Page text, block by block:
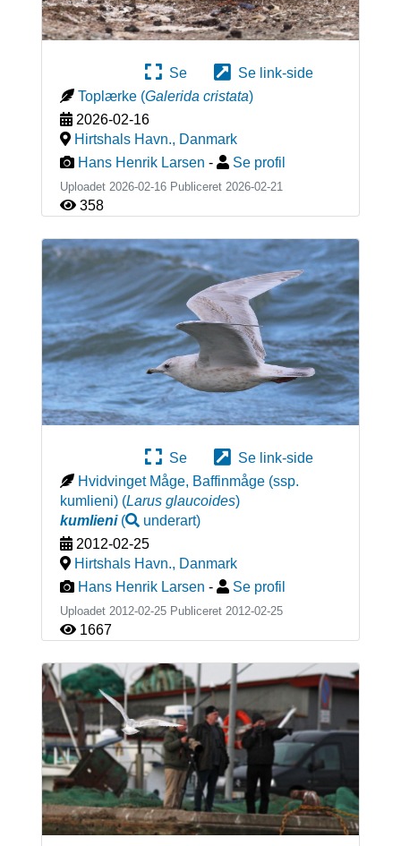
Se
Se link-side
Toplærke (Galerida cristata)
2026-02-16
Hirtshals Havn., Danmark
Hans Henrik Larsen - Se profil
Uploadet 2026-02-16 Publiceret 2026-02-21
358
Se
Se link-side
Hvidvinget Måge, Baffinmåge (ssp.
kumlieni) (Larus glaucoides)
kumlieni( underart)
2012-02-25
Hirtshals Havn., Danmark
Hans Henrik Larsen - Se profil
Uploadet 2012-02-25 Publiceret 2012-02-25
1667